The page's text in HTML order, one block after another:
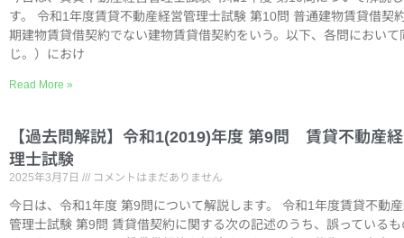
す。 令和1年度賃貸不動産経営管理士試験 第10問 普通建物賃貸借契
期建物賃貸借契約でない建物賃貸借契約をいう。以下、各問において
じ。）におけ
Read More »
【過去問解説】令和1(2019)年度 第9問 賃貸不動産
理士試験
2025年3月7日 コメントはまだありません
今日は、令和1年度 第9問について解説します。 令和1年度賃貸不動
管理士試験 第9問 賃貸借契約に関する次の記述のうち、誤っている